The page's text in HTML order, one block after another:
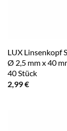
LUX Linsenkopf
Ø 2,5 mm x 40
40 Stück
2,99€